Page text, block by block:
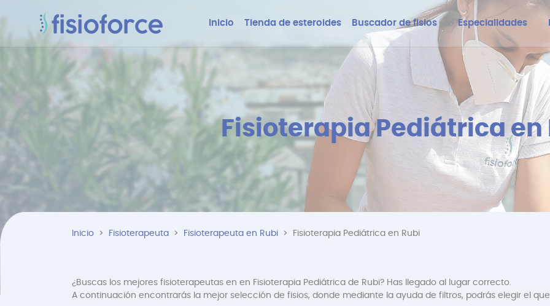
Inicio Tienda de esteroides Buscador de fisios Especialidades
Fisioterapia Pediátrica en
Inicio Fisioterapeuta Fisioterapeuta en Rubi Fisioterapia Pediátrica en Rubi
¿Buscas los mejores fisioterapeutas en en Fisioterapia Pediátrica de Rubi? Has llegado al lugar correcto.
A continuación encontrarás la mejor selección de fisios, donde mediante la ayuda de filtros, podrás elegir el que